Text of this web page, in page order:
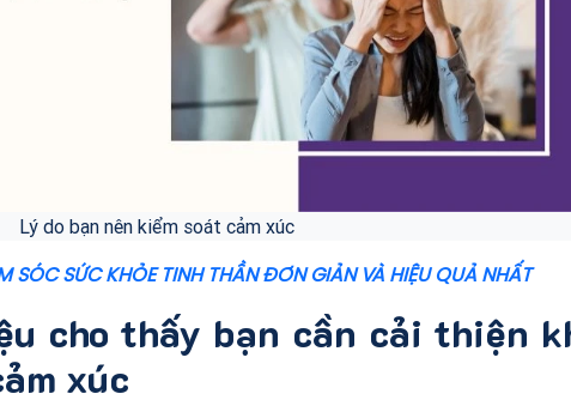
Lý do bạn nên kiểm soát cảm xúc
SÓC SỨC KHỎE TINH THẦN ĐƠN GIẢN VÀ HIỆU QUẢ NHẤT
cho thấy bạn cần cải thiện
xúc